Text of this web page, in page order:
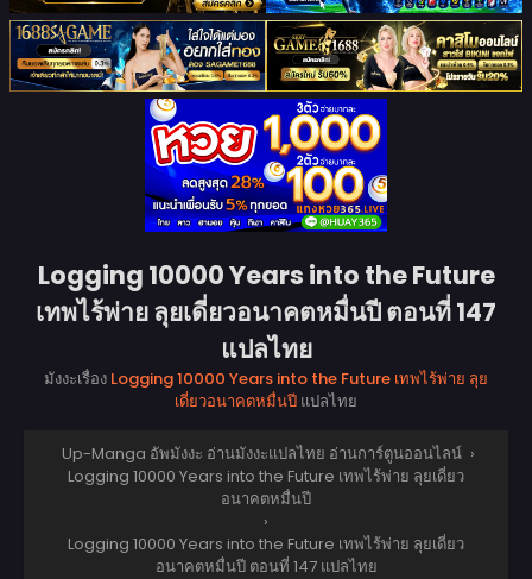
Logging 10000 Years into the Future
เทพไร้พ่าย ลุยเดี่ยวอนาคตหมื่นปี ตอนที่ 147
แปลไทย
มังงะเรื่อง Logging 10000 Years into the Future เทพไร้พ่าย ลุย
เดี่ยวอนาคตหมื่นปี แปลไทย
Up-Manga อัพมังงะ อ่านมังงะแปลไทย อ่านการ์ตูนออนไลน์ ›
Logging 10000 Years into the Future เทพไร้พ่าย ลุยเดี่ยว
อนาคตหมื่นปี
›
Logging 10000 Years into the Future เทพไร้พ่าย ลุยเดี่ยว
อนาคตหมื่นปี ตอนที่ 147 แปลไทย